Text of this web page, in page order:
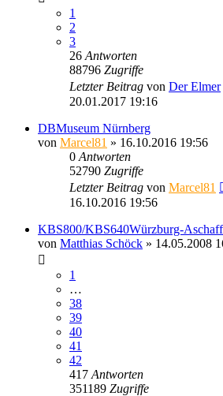
1
2
3
26 Antworten
88796 Zugriffe
Letzter Beitrag von Der Elmer
20.01.2017 19:16
DBMuseum Nürnberg
von Marcel81 » 16.10.2016 19:56
0 Antworten
52790 Zugriffe
Letzter Beitrag von Marcel81
16.10.2016 19:56
KBS800/KBS640Würzburg-
von Matthias Schöck » 14.05.2008
1
…
38
39
40
41
42
417 Antworten
351189 Zugriffe